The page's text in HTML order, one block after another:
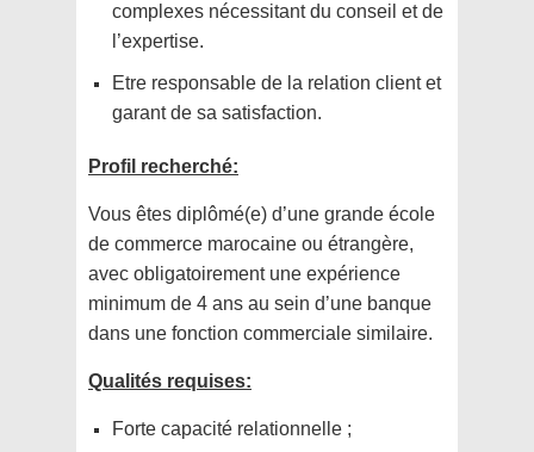
complexes nécessitant du conseil et de
l’expertise.
Etre responsable de la relation client et
garant de sa satisfaction.
Profil recherché:
Vous êtes diplômé(e) d’une grande école
de commerce marocaine ou étrangère,
avec obligatoirement une expérience
minimum de 4 ans au sein d’une banque
dans une fonction commerciale similaire.
Qualités requises:
Forte capacité relationnelle ;